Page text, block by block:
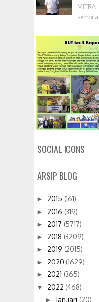
MITRA
SOCIAL ICONS
ARSIP BLOG
► 2015 (161)
► 2016 (319)
► 2017 (5717)
► 2018 (3209)
► 2019 (2015)
► 2020 (1629)
► 2021 (365)
▼ 2022 (468)
► Januari (20)